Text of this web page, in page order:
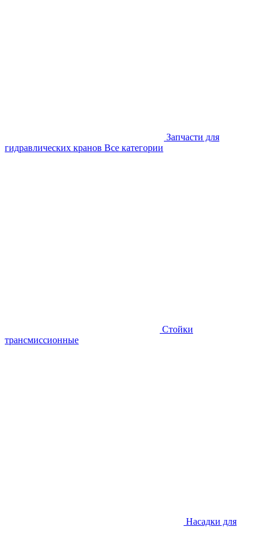
Запчасти для
гидравлических кранов Все категории
Стойки
трансмиссионные
Насадки для